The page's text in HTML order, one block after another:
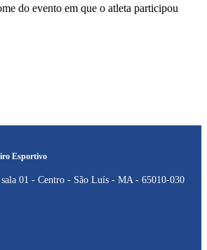
do evento em que o atleta participou
Esportivo
sala 01 - Centro - São Luís - MA - 65010-030